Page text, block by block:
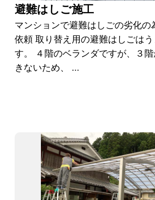
避難はしご施工
マンションで避難はしごの劣化の
依頼 取り替え用の避難はしごは
す。 ４階のベランダですが、３
きないため、 ...